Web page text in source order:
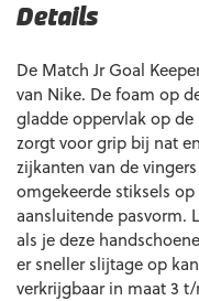
Details
De Match Jr Goal
van Nike. De foam op
gladde oppervlak op de
zorgt voor grip bij nat
zijkanten van de
omgekeerde stiksels
aansluitende pasvorm.
als je deze
er sneller slijtage op
verkrijgbaar in maat 3